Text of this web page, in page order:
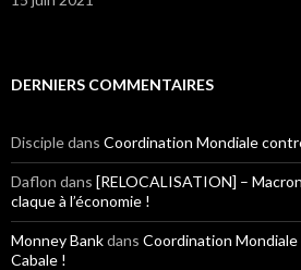
DERNIERS COMMENTAIRES
Discipledans Coordination Mondiale
Daflon dans [RELOCALISATION] –
claque à l’économie !
Monney Bankdans Coordination
Cabale !